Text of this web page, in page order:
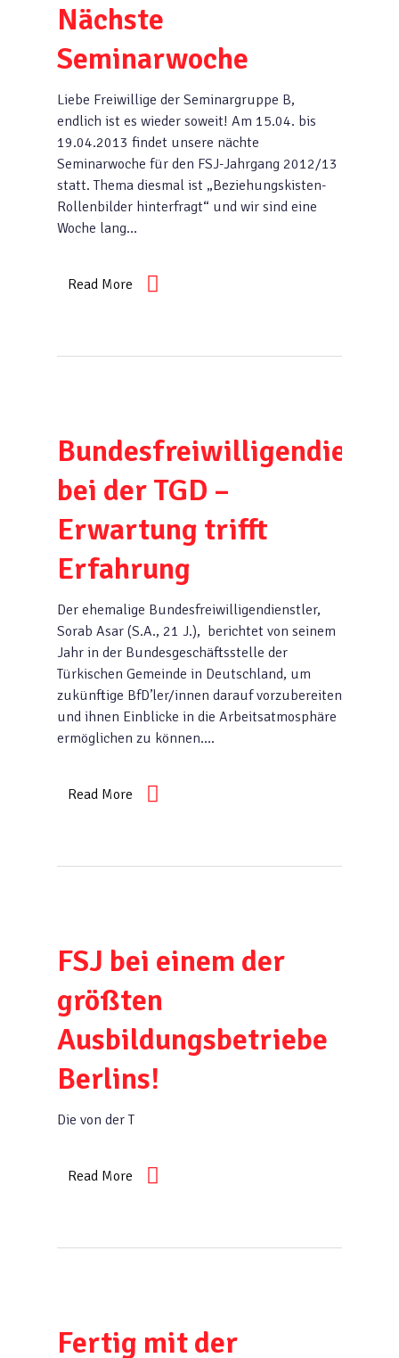
Nächste
Seminarwoche
Liebe Freiwillige der Seminargruppe B,
endlich ist es wieder soweit! Am 15.04. bis
19.04.2013 findet unsere nächte
Seminarwoche für den FSJ-Jahrgang 2012/13
statt. Thema diesmal ist „Beziehungskisten-
Rollenbilder hinterfragt“ und wir sind eine
Woche lang…
Read More
Bundesfreiwilligendienst
bei der TGD –
Erwartung trifft
Erfahrung
Der ehemalige Bundesfreiwilligendienstler,
Sorab Asar (S.A., 21 J.), berichtet von seinem
Jahr in der Bundesgeschäftsstelle der
Türkischen Gemeinde in Deutschland, um
zukünftige BfD’ler/innen darauf vorzubereiten
und ihnen Einblicke in die Arbeitsatmosphäre
ermöglichen zu können….
Read More
FSJ bei einem der
größten
Ausbildungsbetriebe
Berlins!
Die von der T
Read More
Fertig mit der